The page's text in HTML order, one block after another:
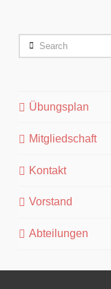
Search
Übungsplan
Mitgliedschaft
Kontakt
Vorstand
Abteilungen